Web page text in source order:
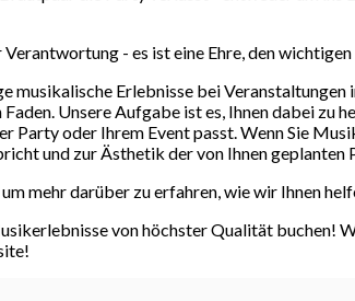
- es ist eine Ehre, den
musikalische Erlebnisse bei
Unsere Aufgabe ist es, Ihnen dabei
Party oder Ihrem Event passt. Wenn Sie
und zur Ästhetik der von Ihnen geplanten
mehr darüber zu erfahren, wie wir Ihnen
von höchster Qualität buchen!